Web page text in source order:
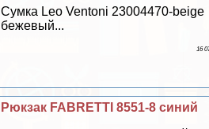
Сумка Leo Ventoni 23004470-beige
бежевый...
16
Рюкзак FABRETTI 8551-8 синий